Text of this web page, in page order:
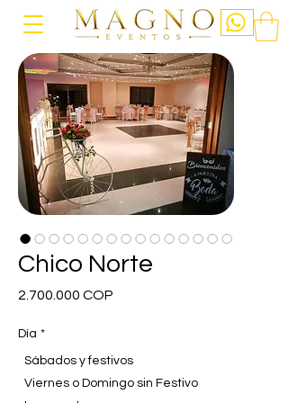
Chico Norte
2.700.000 COP
Día *
Sábados y festivos
Viernes o Domingo sin Festivo